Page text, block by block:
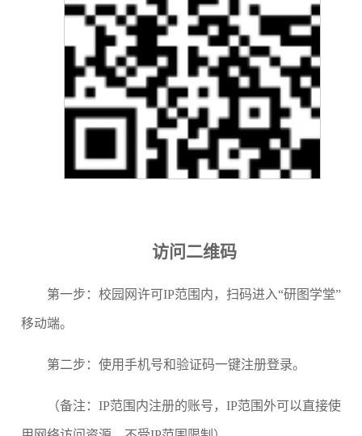
访问二维码
第一步：校园网许可IP范围内，扫码进入“研图学堂”
移动端。
第二步：使用手机号和验证码一键注册登录。
（备注：IP范围内注册的账号，IP范围外可以直接使